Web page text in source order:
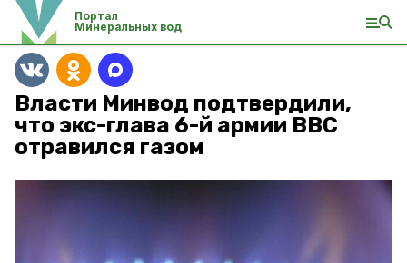
Портал
Минеральных вод
Власти Минвод подтвердили,
что экс-глава 6-й армии ВВС
отравился газом